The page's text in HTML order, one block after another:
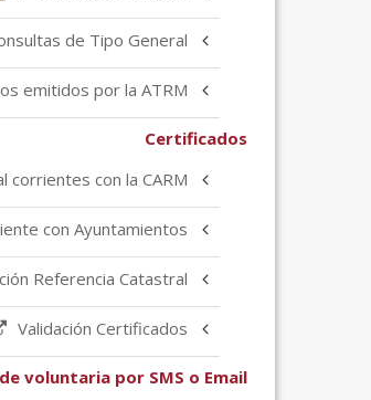
de Tipo General
emitidos por la ATRM
Certificados
corrientes con la CARM
con Ayuntamientos
Referencia Catastral
Validación Certificados
voluntaria por SMS o Email